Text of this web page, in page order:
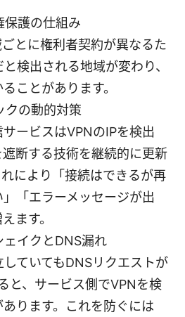
保護の仕組み
とに権利者契約が異なるた
検出される地域が変わり、
ことがあります。
クの動的対策
ービスはVPNのIPを検出
遮断する技術を継続的に更新
れにより「接続はできるが再
「エラーメッセージが出
ます。
ェイクとDNS漏れ
ていてもDNSリクエストが
と、サービス側でVPNを検
ります。これを防ぐには